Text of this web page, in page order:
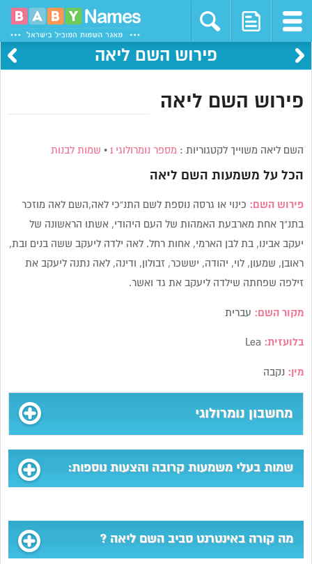
פירוש השם ליאה
פירוש השם ליאה
השם ליאה משוייך לקטגוריות : מספר נומרולוגי 1 • שמות לבנות
הכל על משמעות השם ליאה
פירוש השם: כינוי או גרסה נוספת לשם התנ”כי לאה,השם לאה מוזכר
בתנ”ך אחת מארבעת האמהות של העם היהודי, אשתו הראשונה של
יעקב אבינו, בת לבן הארמי, אחות רחל. לאה ילדה ליעקב ששה בנים ובת,
ראובן, שמעון, לוי, יהודה, יששכר, זבולון, ודינה, לאה נתנה ליעקב את
זילפה שפחתה שילדה ליעקב את גד ואשר.
מקור השם: עברית
בלועזית:
מין: נקבה
מחשבון נומרולוגי
שמות בעלי משמעות קרובה והצעות נוספות:
מה קורה באינטרנט סביב השם ליאה ?